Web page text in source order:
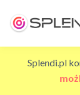
Splendi.pl